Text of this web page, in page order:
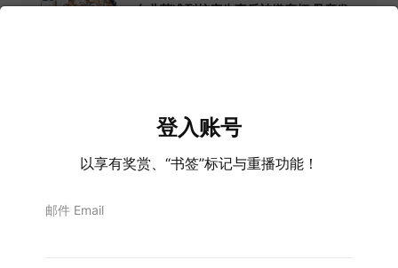
登入账号
以享有奖赏、“书签”标记与重播功能！
邮件 Email
女儿获准到校庆生事后被嫌麻烦 母亲发
6 Aug, 2026
泰航拒载22中国旅客事故 “眯眼”保安被
处分曼谷机场道歉
6 Aug, 2026